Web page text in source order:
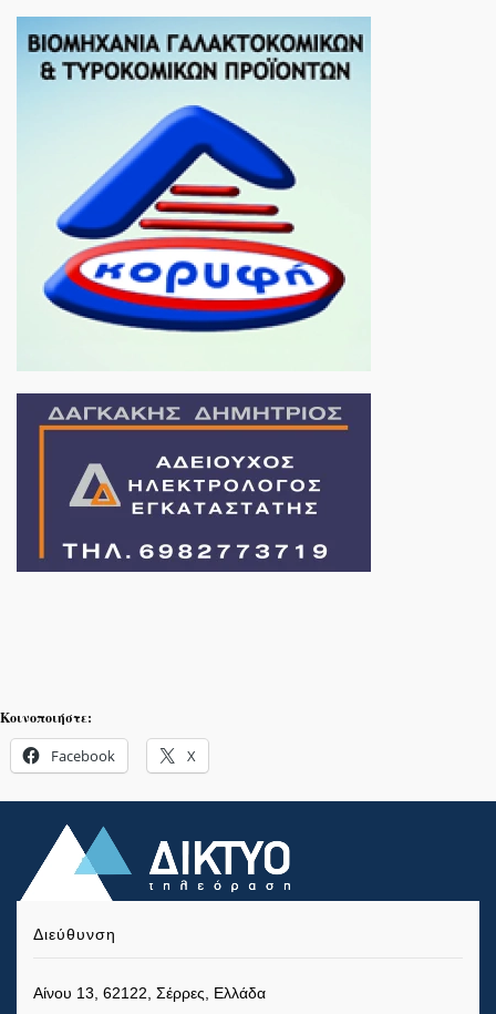
Κοινοποιήστε:
Facebook X
Διεύθυνση
Αίνου 13, 62122, Σέρρες, Ελλάδα